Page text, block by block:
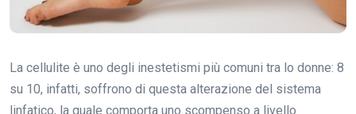
La cellulite è uno degli inestetismi più comuni tra lo donne: 8
su 10, infatti, soffrono di questa alterazione del sistema
linfatico, la quale comporta uno scompenso a livello